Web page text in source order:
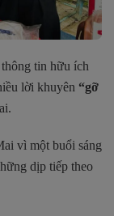
tin hữu ích
lời khuyên “gỡ
vì một buổi sáng
dịp tiếp theo